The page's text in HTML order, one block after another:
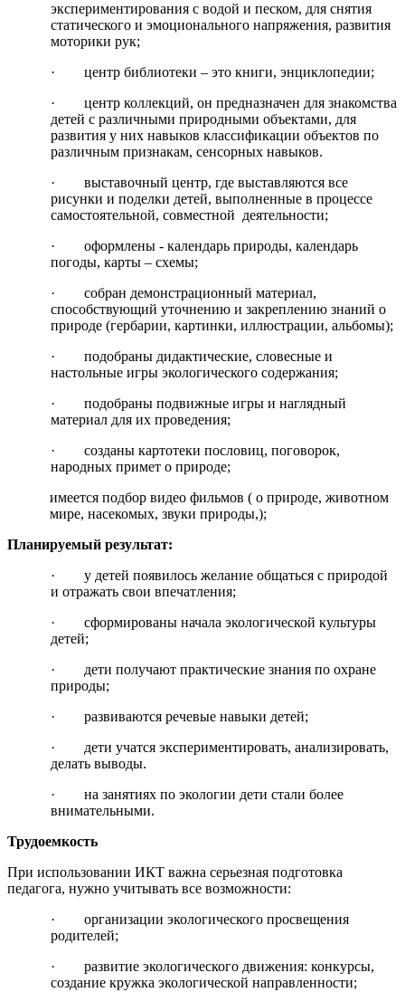
экспериментирования с водой и песком, для снятия
статического и эмоционального напряжения, развития
моторики рук;
· центр библиотеки – это книги, энциклопедии;
· центр коллекций, он предназначен для знакомства
детей с различными природными объектами, для
развития у них навыков классификации объектов по
различным признакам, сенсорных навыков.
· выставочный центр, где выставляются все
рисунки и поделки детей, выполненные в процессе
самостоятельной, совместной деятельности;
· оформлены - календарь природы, календарь
погоды, карты – схемы;
· собран демонстрационный материал,
способствующий уточнению и закреплению знаний о
природе (гербарии, картинки, иллюстрации, альбомы);
· подобраны дидактические, словесные и
настольные игры экологического содержания;
· подобраны подвижные игры и наглядный
материал для их проведения;
· созданы картотеки пословиц, поговорок,
народных примет о природе;
имеется подбор видео фильмов ( о природе, животном
мире, насекомых, звуки природы,);
Планируемый результат:
· у детей появилось желание общаться с природой
и отражать свои впечатления;
· сформированы начала экологической культуры
детей;
· дети получают практические знания по охране
природы;
· развиваются речевые навыки детей;
· дети учатся экспериментировать, анализировать,
делать выводы.
· на занятиях по экологии дети стали более
внимательными.
Трудоемкость
При использовании ИКТ важна серьезная подготовка
педагога, нужно учитывать все возможности:
· организации экологического просвещения
родителей;
· развитие экологического движения: конкурсы,
создание кружка экологической направленности;